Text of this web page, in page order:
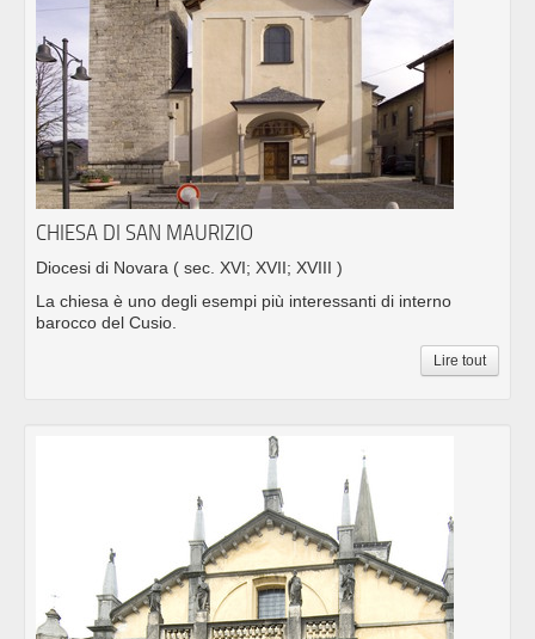
CHIESA DI SAN MAURIZIO
Diocesi di Novara ( sec. XVI; XVII; XVIII )
La chiesa è uno degli esempi più interessanti di interno
barocco del Cusio.
Lire tout